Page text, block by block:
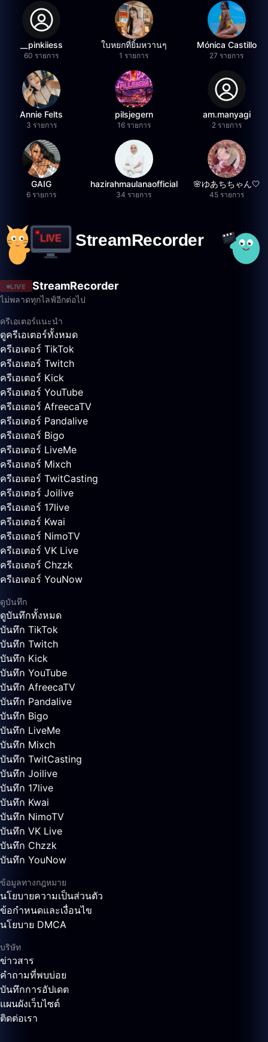
__pinkiiess
60 รายการ
ใบหยกที่ยิ้มหวานๆ
1 รายการ
Mónica Castillo
27 รายการ
Annie Felts
3 รายการ
pilsjegern
16 รายการ
am.manyagi
2 รายการ
GAIG
6 รายการ
hazirahmaulanaofficial
34 รายการ
🌸ゆあちちゃん🤍
45 รายการ
LIVE StreamRecorder
ไม่พลาดทุกไลฟ์อีกต่อไป
ครีเอเตอร์แนะนำ
ดูครีเอเตอร์ทั้งหมด
ครีเอเตอร์ TikTok
ครีเอเตอร์ Twitch
ครีเอเตอร์ Kick
ครีเอเตอร์ YouTube
ครีเอเตอร์ AfreecaTV
ครีเอเตอร์ Pandalive
ครีเอเตอร์ Bigo
ครีเอเตอร์ LiveMe
ครีเอเตอร์ Mixch
ครีเอเตอร์ TwitCasting
ครีเอเตอร์ Joilive
ครีเอเตอร์ 17live
ครีเอเตอร์ Kwai
ครีเอเตอร์ NimoTV
ครีเอเตอร์ VK Live
ครีเอเตอร์ Chzzk
ครีเอเตอร์ YouNow
ดูบันทึก
ดูบันทึกทั้งหมด
บันทึก TikTok
บันทึก Twitch
บันทึก Kick
บันทึก YouTube
บันทึก AfreecaTV
บันทึก Pandalive
บันทึก Bigo
บันทึก LiveMe
บันทึก Mixch
บันทึก TwitCasting
บันทึก Joilive
บันทึก 17live
บันทึก Kwai
บันทึก NimoTV
บันทึก VK Live
บันทึก Chzzk
บันทึก YouNow
ข้อมูลทางกฎหมาย
นโยบายความเป็นส่วนตัว
ข้อกำหนดและเงื่อนไข
นโยบาย DMCA
บริษัท
ข่าวสาร
คำถามที่พบบ่อย
บันทึกการอัปเดต
แผนผังเว็บไซต์
ติดต่อเรา